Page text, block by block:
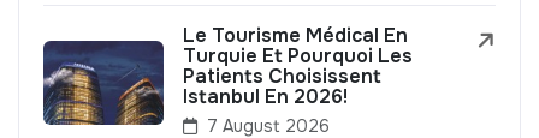
Le Tourisme Médical En
Turquie Et Pourquoi Les
Patients Choisissent
Istanbul En 2026!
7 August 2026